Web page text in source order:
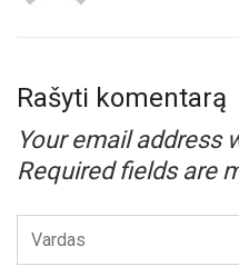
Rašyti komentarą
Your email address
Required fields are